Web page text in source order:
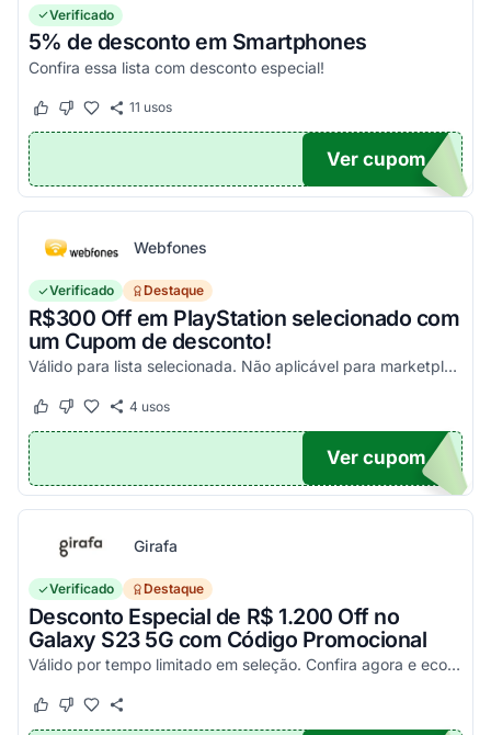
Verificado
5% de desconto em Smartphones
Confira essa lista com desconto especial!
Este cupom funcionou
Este cupom não funcionou
11 usos
OFF
Ver cupom
Webfones
Verificado Destaque
R$300 Off em PlayStation selecionado com
um Cupom de desconto!
Válido para lista selecionada. Não aplicável para marketplace. Aproveite!
Este cupom funcionou
Este cupom não funcionou
4 usos
FF
Ver cupom
Girafa
Verificado Destaque
Desconto Especial de R$ 1.200 Off no
Galaxy S23 5G com Código Promocional
Válido por tempo limitado em seleção. Confira agora e economize aplicando o seu cupom!
Este cupom funcionou
Este cupom não funcionou